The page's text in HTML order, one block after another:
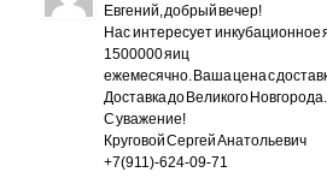
Евгений, добрый вечер!
Нас интересует инкубационное
1500000 яиц
ежемесячно. Ваша цена с
Доставка до Великого Новгорода.
С уважение!
Круговой Сергей Анатольевич
+7(911)-624-09-71